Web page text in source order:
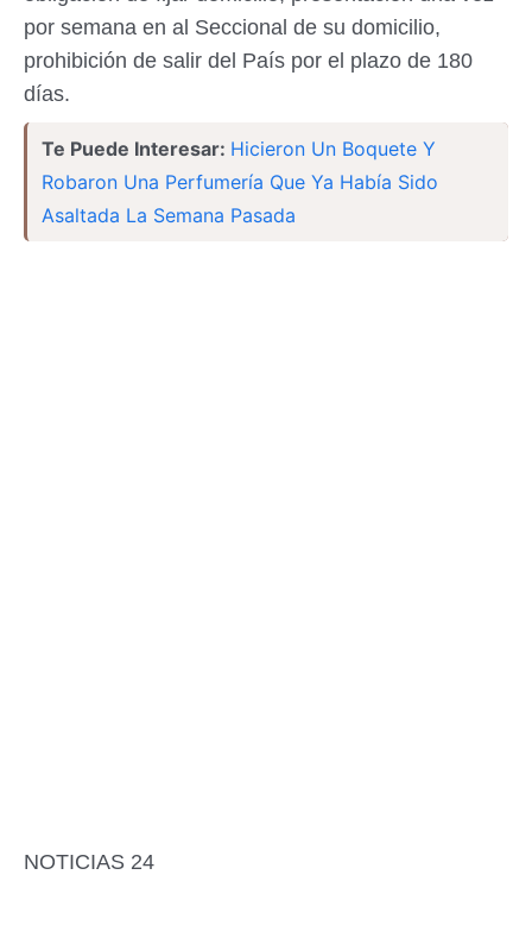
por semana en al Seccional de su domicilio,
prohibición de salir del País por el plazo de 180
días.
Te Puede Interesar: Hicieron Un Boquete Y
Robaron Una Perfumería Que Ya Había Sido
Asaltada La Semana Pasada
NOTICIAS 24